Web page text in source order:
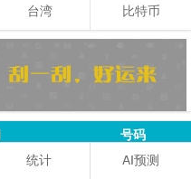
台湾 比特币
+ 4 1 06
号码
6+5+1=12
统计 AI预测